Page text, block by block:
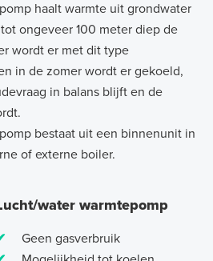
haalt warmte uit grondwater
ongeveer 100 meter diep de
wordt er met dit type
in de zomer wordt er gekoeld,
in balans blijft en de
bestaat uit een binnenunit in
of externe boiler.
water warmtepomp
Geen gasverbruik